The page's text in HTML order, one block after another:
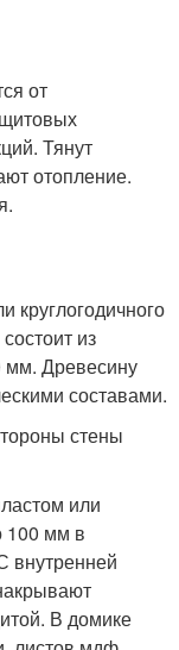
от
Тянут
отопление.
круглогодичного
из
мм. Древесину
составами.
стены
или
100 мм в
внутренней
В домике